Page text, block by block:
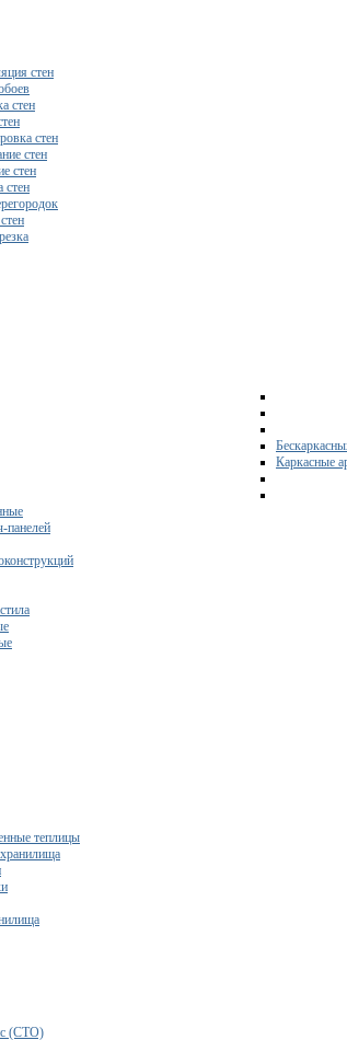
стен
стен
стен
стен
стен
стен
Каркасные
панелей
теплицы
(СТО)
расчет сметы исходя из